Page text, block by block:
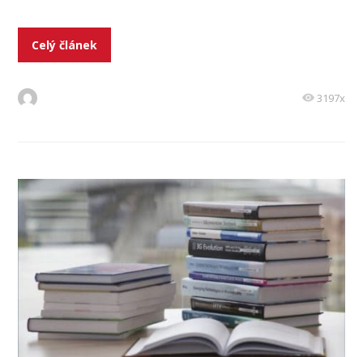
Celý článek
3197x